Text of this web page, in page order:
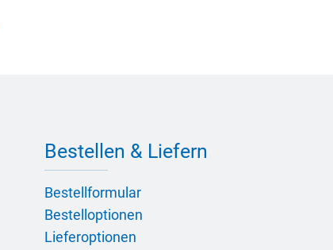
Bestellen & Liefern
Bestellformular
Bestelloptionen
Lieferoptionen